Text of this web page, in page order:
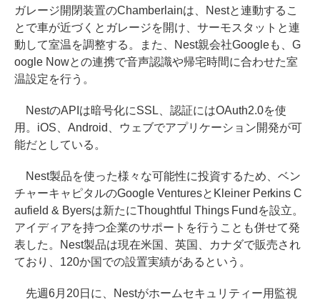
ガレージ開閉装置のChamberlainは、Nestと連動するこ
とで車が近づくとガレージを開け、サーモスタットと連
動して室温を調整する。また、Nest親会社Googleも、G
oogle Nowとの連携で音声認識や帰宅時間に合わせた室
温設定を行う。
NestのAPIは暗号化にSSL、認証にはOAuth2.0を使
用。iOS、Android、ウェブでアプリケーション開発が可
能だとしている。
Nest製品を使った様々な可能性に投資するため、ベン
チャーキャピタルのGoogle VenturesとKleiner Perkins C
aufield & Byersは新たにThoughtful Things Fundを設立。
アイディアを持つ企業のサポートを行うことも併せて発
表した。Nest製品は現在米国、英国、カナダで販売され
ており、120か国での設置実績があるという。
先週6月20日に、Nestがホームセキュリティー用監視